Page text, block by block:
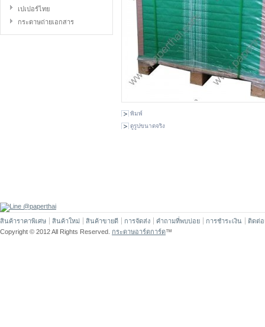
เปเปอร์ไทย
กระดาษถ่ายเอกสาร
พิมพ์
ดูรูปขนาดจริง
สินค้าราคาพิเศษ สินค้าใหม่ สินค้าขายดี การจัดส่ง คำถามที่พบบ่อย การชำระเงิน
ติดต่อ
Copyright © 2012 All Rights Reserved. กระดาษอาร์ตการ์ด™